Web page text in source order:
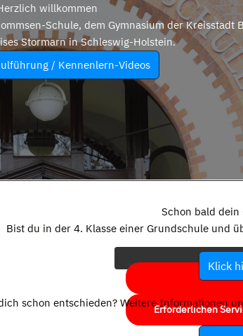
willkommen
Schule, dem Gymnasium der Kreisstadt
Stormarn in Schleswig-Holstein.
/ Kennenlern-Videos
eigentlichen Inhalt
Bitte beachten Sie,
Erforderlichen
Schon bald dein
Bist du in der 4. Klasse einer Grundschule und
Klick
schon entschieden? Weitere Informationen